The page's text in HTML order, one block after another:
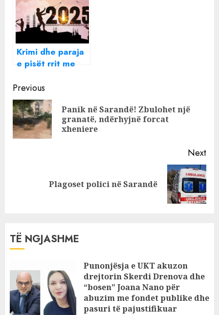
Krimi dhe paraja
e pisët rrit me
apartamenteve
në Shqipëri gjatë
vitit 2025
Continue
Reading
Previous
Panik në Sarandë! Zbulohet një
granatë, ndërhyjnë forcat
xheniere
Next
Plagoset polici në Sarandë
TË NGJASHME
Punonjësja e UKT akuzon
drejtorin Skerdi Drenova dhe
“bosen” Joana Nano për
abuzim me fondet publike dhe
pasuri të pajustifikuar